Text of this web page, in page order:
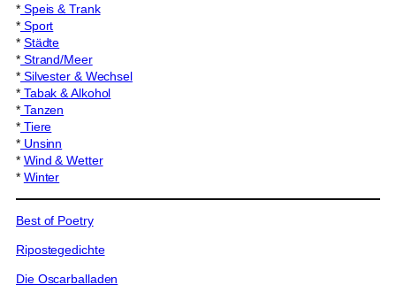
*Speis & Trank
*Sport
* Städte
*Strand/Meer
*Silvester & Wechsel
*Tabak & Alkohol
*Tanzen
*Tiere
*Unsinn
* Wind & Wetter
* Winter
Best of Poetry
Ripostegedichte
Die Oscarballaden